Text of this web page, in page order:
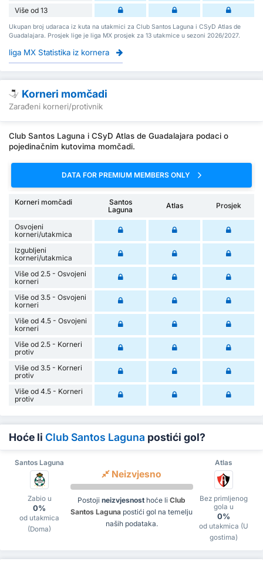
Više od 13
Ukupan broj udaraca iz kuta na utakmici za Club Santos Laguna i CSyD Atlas de
Guadalajara. Prosjek lige je liga MX prosjek za 13 utakmice u sezoni 2026/2027.
liga MX Statistika iz kornera
Korneri momčadi
Zarađeni korneri/protivnik
Club Santos Laguna i CSyD Atlas de Guadalajara podaci o
pojedinačnim kutovima momčadi.
DATA FOR PREMIUM MEMBERS ONLY
Korneri momčadi
Santos
Laguna
Atlas Prosjek
Osvojeni
korneri/utakmica
Izgubljeni
korneri/utakmica
Više od 2.5 - Osvojeni
korneri
Više od 3.5 - Osvojeni
korneri
Više od 4.5 - Osvojeni
korneri
Više od 2.5 - Korneri
protiv
Više od 3.5 - Korneri
protiv
Više od 4.5 - Korneri
protiv
Hoće li Club Santos Laguna postići gol?
Santos Laguna Atlas
Zabio u
0%
od utakmica
(Doma)
Neizvjesno
Postoji neizvjesnost hoće li Club
Santos Laguna postići gol na temelju
naših podataka.
Bez primljenog
gola u
0%
od utakmica (U
gostima)